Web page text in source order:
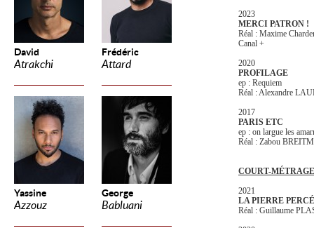
David
Atrakchi
Frédéric
Attard
Yassine
Azzouz
George
Babluani
2023
MERCI PATRON !
Réal : Maxime
Canal +
2020
PROFILAGE
ep : Requiem
Réal : Alexandre
2017
PARIS ETC
ep : on largue les
Réal : Zabou
COURT-MÉTRAGE
2021
LA PIERRE
Réal : Guillaume